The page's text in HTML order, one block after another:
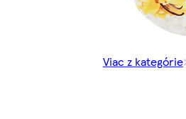
Viac z kategórie